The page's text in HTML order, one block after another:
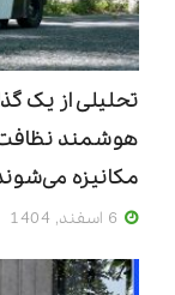
تحلیلی از یک
هوشمند
مکانیزه